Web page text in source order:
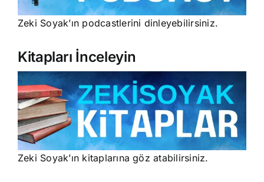
Zeki Soyak’ın podcastlerini dinleyebilirsiniz.
Kitapları İnceleyin
Zeki Soyak’ın kitaplarına göz atabilirsiniz.